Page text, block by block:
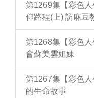
第1269集【彩色
仰路程(上) 訪麻豆
第1268集【彩色
會蘇美雲姐妹
第1267集【彩色
的生命故事